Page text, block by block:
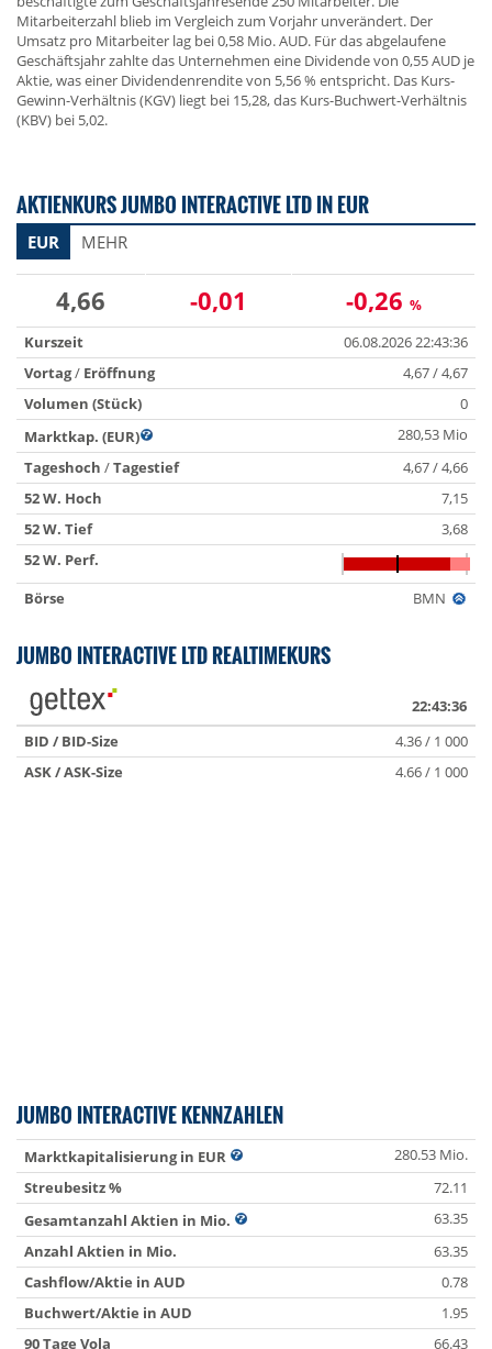
Mitarbeiterzahl blieb im Vergleich zum Vorjahr unverändert. Der
Umsatz pro Mitarbeiter lag bei 0,58 Mio. AUD. Für das abgelaufene
Geschäftsjahr zahlte das Unternehmen eine Dividende von 0,55 AUD je
Aktie, was einer Dividendenrendite von 5,56 % entspricht. Das Kurs-
Gewinn-Verhältnis (KGV) liegt bei 15,28, das Kurs-Buchwert-Verhältnis
(KBV) bei 5,02.
AKTIENKURS JUMBO INTERACTIVE LTD IN EUR
EUR MEHR
4,66 -0,01 -0,26 %
Kurszeit
06.08.2026 22:43:36
Vortag/ Eröffnung
4,67 / 4,67
Volumen (Stück)
0
Marktkap. (EUR)
280,53 Mio
Tageshoch /Tagestief
4,67 / 4,66
52 W. Hoch
7,15
52 W. Tief
3,68
52 W. Perf.
Börse
BMN
JUMBO INTERACTIVE LTD REALTIMEKURS
22:43:36
BID / BID-Size
4.36 / 1 000
ASK / ASK-Size
4.66 / 1 000
JUMBO INTERACTIVE KENNZAHLEN
Marktkapitalisierung in EUR
280.53 Mio.
Streubesitz %
72.11
Gesamtanzahl Aktien in Mio.
63.35
Anzahl Aktien in Mio.
63.35
Cashflow/Aktie in AUD
0.78
Buchwert/Aktie in AUD
1.95
90 Tage Vola
66.43